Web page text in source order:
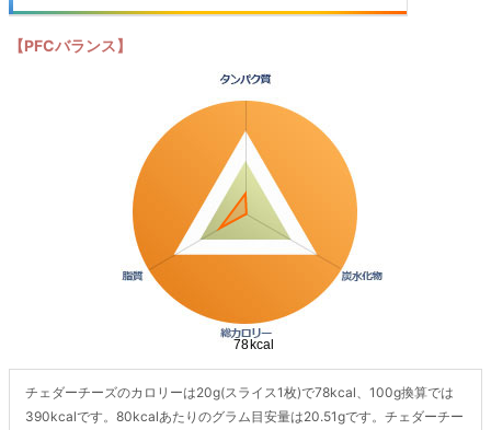
【PFCバランス】
チェダーチーズのカロリーは20g(スライス1枚)で78kcal、100g換算では
390kcalです。80kcalあたりのグラム目安量は20.51gです。チェダーチー